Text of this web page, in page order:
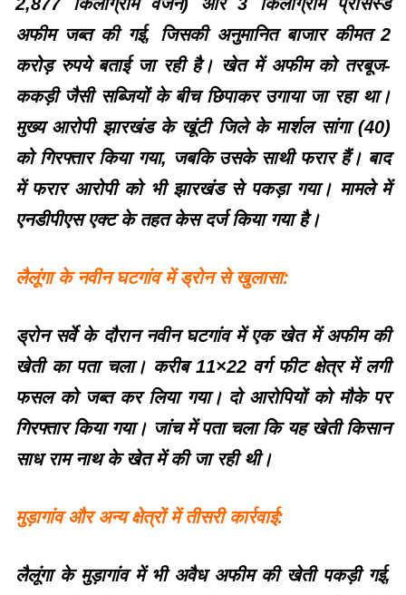
2,877 किलोग्राम वजन) और 3 किलोग्राम प्रोसेस्ड
अफीम जब्त की गई, जिसकी अनुमानित बाजार कीमत 2
करोड़ रुपये बताई जा रही है। खेत में अफीम को तरबूज-
ककड़ी जैसी सब्जियों के बीच छिपाकर उगाया जा रहा था।
मुख्य आरोपी झारखंड के खूंटी जिले के मार्शल सांगा (40)
को गिरफ्तार किया गया, जबकि उसके साथी फरार हैं। बाद
में फरार आरोपी को भी झारखंड से पकड़ा गया। मामले में
एनडीपीएस एक्ट के तहत केस दर्ज किया गया है।
लैलूंगा के नवीन घटगांव में ड्रोन से खुलासा:
ड्रोन सर्वे के दौरान नवीन घटगांव में एक खेत में अफीम की
खेती का पता चला। करीब 11×22 वर्ग फीट क्षेत्र में लगी
फसल को जब्त कर लिया गया। दो आरोपियों को मौके पर
गिरफ्तार किया गया। जांच में पता चला कि यह खेती किसान
साध राम नाथ के खेत में की जा रही थी।
मुड़ागांव और अन्य क्षेत्रों में तीसरी कार्रवाई:
लैलूंगा के मुड़ागांव में भी अवैध अफीम की खेती पकड़ी गई,